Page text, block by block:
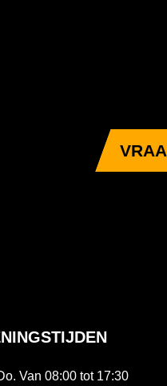
Van 08:00 tot 17:30